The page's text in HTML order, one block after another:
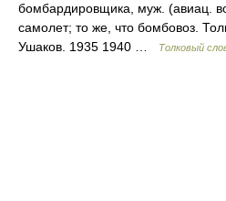
бомбардировщика, муж. (авиац.
самолет; то же, что бомбовоз.
Ушаков. 1935 1940 …
Толковый